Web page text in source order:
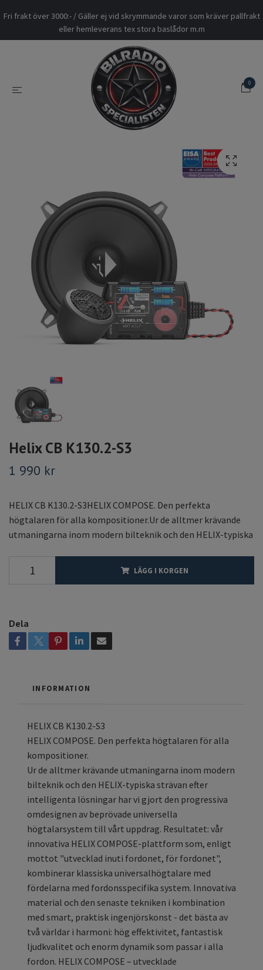
Fri frakt över 3000:- / Gäller ej vid skrymmande varor som kräver pallfrakt
eller hemleverans tex stora baslådor m.m
0
Helix CB K130.2-S3
1 990 kr
HELIX CB K130.2-S3HELIX COMPOSE. Den perfekta
högtalaren för alla kompositioner.Ur de alltmer krävande
utmaningarna inom modern bilteknik och den HELIX-typiska
LÄGG I KORGEN
Dela
INFORMATION
HELIX CB K130.2-S3
HELIX COMPOSE. Den perfekta högtalaren för alla
kompositioner.
Ur de alltmer krävande utmaningarna inom modern
bilteknik och den HELIX-typiska strävan efter
intelligenta lösningar har vi gjort den progressiva
omdesignen av beprövade universella
högtalarsystem till vårt uppdrag. Resultatet: vår
innovativa HELIX COMPOSE-plattform som, enligt
mottot "utvecklad inuti fordonet, för fordonet",
kombinerar klassiska universalhögtalare med
fördelarna med fordonsspecifika system. Innovativa
material och den senaste tekniken i kombination
med smart, praktisk ingenjörskonst - det bästa av
två världar i harmoni: hög effektivitet, fantastisk
ljudkvalitet och enorm dynamik som passar i alla
fordon. HELIX COMPOSE – utvecklade